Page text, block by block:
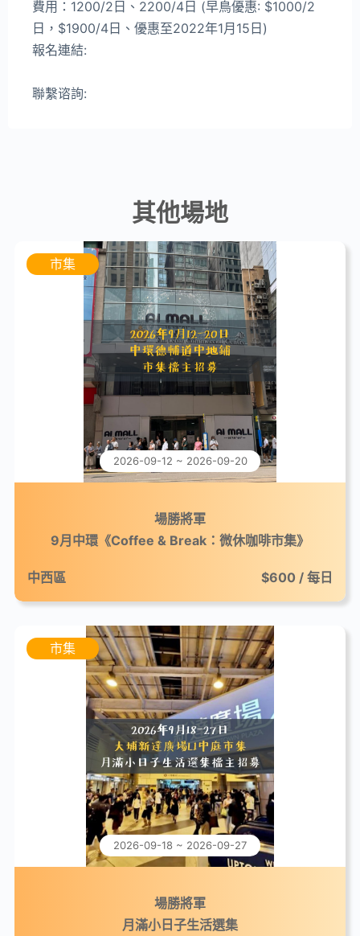
費用：1200/2日、2200/4日 (早鳥優惠: $1000/2
日，$1900/4日、優惠至2022年1月15日)
報名連結:
聯繫谘詢:
其他場地
市集
2026-09-12 ~ 2026-09-20
場勝將軍
9月中環《Coffee & Break：微休咖啡市集》
中西區 $600 / 每日
市集
2026-09-18 ~ 2026-09-27
場勝將軍
月滿小日子生活選集